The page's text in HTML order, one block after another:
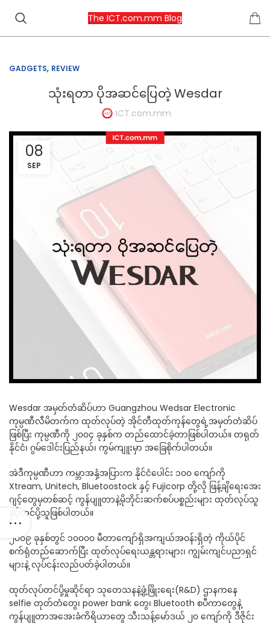
The ICT.com.mm Blog
GADGETS, REVIEW
သုံးရတာ ပိုအဆင်ပြေတဲ့ Wesdar
ICT.com.mm
08
SEP
Wesdar အမှတ်တံဆိပ်ဟာ Guangzhou Wedsar Electronic
ကုမ္ပဏီလီမိတက်က ထုတ်လုပ်တဲ့ အိုင်တီထုတ်ကုန်တွေရဲ့အမှတ်တံဆိပ်
ဖြစ်ပြီး ကုမ္ပဏီကို ၂၀၀၄ ခုနှစ်က တည်ထောင်ခဲ့တာဖြစ်ပါတယ်။ တရုတ်
နိုင်ငံ၊ ဂွမ်ဒေါင်းပြည်နယ်၊ ကွမ်ကျူးမှာ အခြေစိုက်ပါတယ်။
အဲဒီကုမ္ပဏီဟာ ကမ္ဘာအနှံ့အပြားက နိုင်ငံပေါင်း ၁၀၀ ကျော်ကို
Xtream, Unitech, Bluetoostock နှင့် Fujicorp တို့လို ဖြန့်ချိရေးအေး
ဂျင့်တွေမှတစ်ဆင့် ကွန်ပျူတာနဲ့မိုဘိုင်းဆက်စပ်ပစ္စည်းများ ထုတ်လုပ်သူ
နှင့်တင်ပို့သူဖြစ်ပါတယ်။
၂၀၀၉ ခုနှစ်တွင် ၁၀၀၀၀ မီတာကျော်ရှိအကျယ်အဝန်းရှိတဲ့ ကိုယ်ပိုင်
စက်ရုံတည်ဆောက်ပြီး ထုတ်လုပ်ရေးယန္တရားများ၊ ကျွမ်းကျင်ပညာရှင်
များနဲ့ လုပ်ငန်းလည်ပတ်ခဲ့ပါတယ်။
ထုတ်လုပ်တင်ပို့မှုဆိုင်ရာ သုတေသနနဲ့ဖွံ့ဖြိုးရေး(R&D) ဌာနကနေ
selfie တုတ်တံတွေ၊ power bank တွေ၊ Bluetooth စပီကာတွေနဲ့
ကွန်ပျူတာအအေးခံကိရိယာတွေ သီးသန့်မော်ဒယ် ၂၀ ကျော်ကို ဒီဇိုင်း